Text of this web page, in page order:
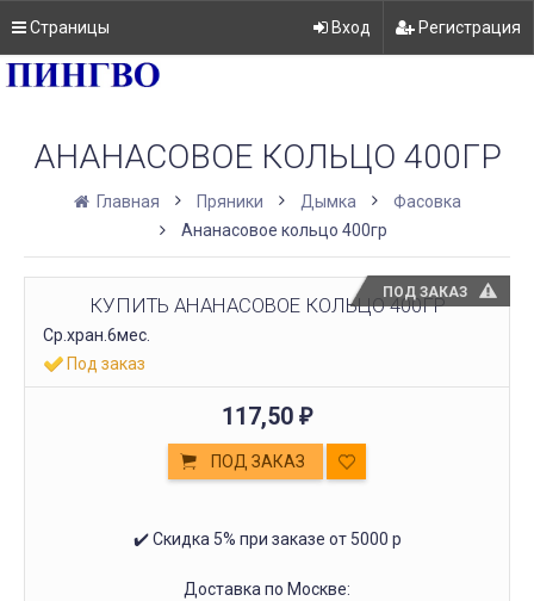
Страницы Вход Регистрация
АНАНАСОВОЕ КОЛЬЦО 400ГР
Главная Пряники Дымка
Фасовка
Ананасовое кольцо 400гр
ПОД ЗАКАЗ
КУПИТЬ АНАНАСОВОЕ КОЛЬЦО 400ГР
Ср.хран.6мес.
Под заказ
117,50 ₽
ПОД ЗАКАЗ
✔️ Скидка 5% при заказе от 5000 р
Доставка по Москве: